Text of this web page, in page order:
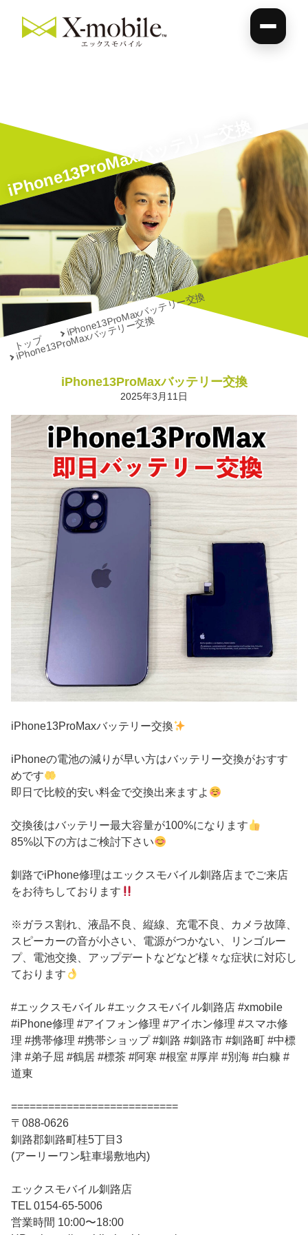
iPhone13ProMaxバッテリー交換
トップ
iPhone13ProMaxバッテリー交換
iPhone13ProMaxバッテリー交換
iPhone13ProMaxバッテリー交換
2025年3月11日
iPhone13ProMaxバッテリー交換
iPhoneの電池の減りが早い方はバッテリー交換がおすす
めです
即日で比較的安い料金で交換出来ますよ
交換後はバッテリー最大容量が100%になります
85%以下の方はご検討下さい
釧路でiPhone修理はエックスモバイル釧路店までご来店
をお待ちしております
※ガラス割れ、液晶不良、縦線、充電不良、カメラ故障、
スピーカーの音が小さい、電源がつかない、リンゴルー
プ、電池交換、アップデートなどなど様々な症状に対応し
ております
#エックスモバイル #エックスモバイル釧路店 #xmobile
#iPhone修理 #アイフォン修理 #アイホン修理 #スマホ修
理 #携帯修理 #携帯ショップ #釧路 #釧路市 #釧路町 #中標
津 #弟子屈 #鶴居 #標茶 #阿寒 #根室 #厚岸 #別海 #白糠 #
道東
===========================
〒088-0626
釧路郡釧路町桂5丁目3
(アーリーワン駐車場敷地内)
エックスモバイル釧路店
TEL 0154-65-5006
営業時間 10:00〜18:00